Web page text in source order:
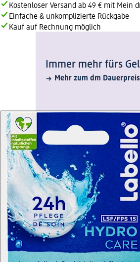
Kostenloser Versand ab 49 € mit Mein
Einfache & unkomplizierte Rückgabe
Kauf auf Rechnung möglich
Immer mehr fürs
Mehr zum dm Dauerpreis